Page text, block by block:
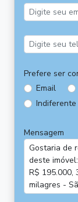
Prefere ser
Email
Indiferente
Mensagem